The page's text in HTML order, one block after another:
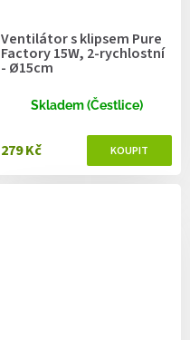
Ventilátor s klipsem Pure
Factory 15W, 2-rychlostní
- Ø15cm
Skladem (Čestlice)
279 Kč